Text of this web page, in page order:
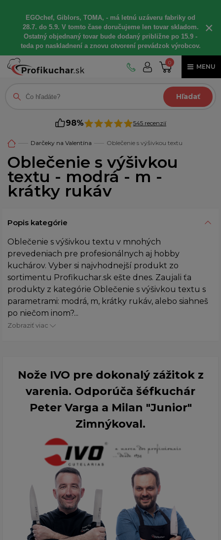
EGOchef, Giblors, TOMA, - má letnú uzáveru fabriky od
28.7. do 5.9. V tomto čase doručujeme len tovar skladom.
Ostatný objednaný tovar bude dodaný približne po 15.9 -
teda po naskladnení a znovu otvorení prevádzok výrobcov.
×
0
MENU
Hľadať
98% 545 recenzií
Darčeky na Valentína Oblečenie s výšivkou textu
Oblečenie s výšivkou
textu - modrá - m -
krátky rukáv
Popis kategórie
Oblečenie s výšivkou textu v mnohých
prevedeniach pre profesionálnych aj hobby
kuchárov. Vyber si najvhodnejší produkt zo
sortimentu Profikuchar.sk ešte dnes. Zaujali ťa
produkty z kategórie Oblečenie s výšivkou textu s
parametrami: modrá, m, krátky rukáv, alebo siahneš
po niečom inom?...
Zobraziť viac
Nože IVO pre dokonalý zážitok z
varenia. Odporúča šéfkuchár
Peter Varga a Milan "Junior"
Zimnýkoval.